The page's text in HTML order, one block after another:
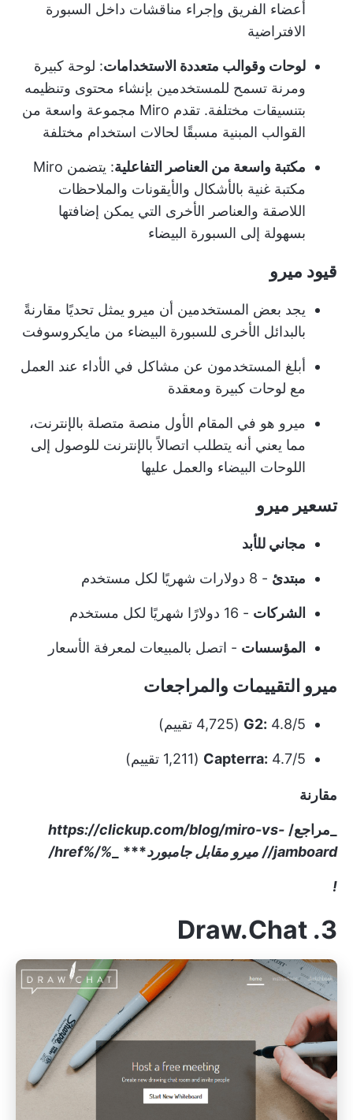
أعضاء الفريق وإجراء مناقشات داخل السبورة
الافتراضية
لوحات وقوالب متعددة الاستخدامات: لوحة كبيرة
ومرنة تسمح للمستخدمين بإنشاء محتوى وتنظيمه
بتنسيقات مختلفة. تقدم Miro مجموعة واسعة من
القوالب المبنية مسبقًا لحالات استخدام مختلفة
مكتبة واسعة من العناصر التفاعلية
: يتضمن Miro
مكتبة غنية بالأشكال والأيقونات والملاحظات
اللاصقة والعناصر الأخرى التي يمكن إضافتها
بسهولة إلى السبورة البيضاء
قيود ميرو
يجد بعض المستخدمين أن ميرو يمثل تحديًا مقارنةً
بالبدائل الأخرى للسبورة البيضاء من مايكروسوفت
أبلغ المستخدمون عن مشاكل في الأداء عند العمل
مع لوحات كبيرة ومعقدة
ميرو هو في المقام الأول منصة متصلة بالإنترنت،
مما يعني أنه يتطلب اتصالاً بالإنترنت للوصول إلى
اللوحات البيضاء والعمل عليها
تسعير ميرو
مجاني للأبد
مبتدئ - 8 دولارات شهريًا لكل مستخدم
الشركات - 16 دولارًا شهريًا لكل مستخدم
المؤسسات - اتصل بالمبيعات لمعرفة الأسعار
ميرو التقييمات والمراجعات
G2: 4.8/5 (4,725 تقييم)
Capterra: 4.7/5 (1,211 تقييم)
مقارنة
_مراجع/ https://clickup.com/blog/miro-vs-
jamboard//
ميرو مقابل جامبورد***
%/%href/
!
3. Draw.Chat